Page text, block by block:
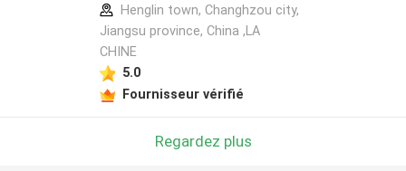
Henglin town, Changhzou city,
Jiangsu province, China ,LA
CHINE
5.0
Fournisseur vérifié
Regardez plus